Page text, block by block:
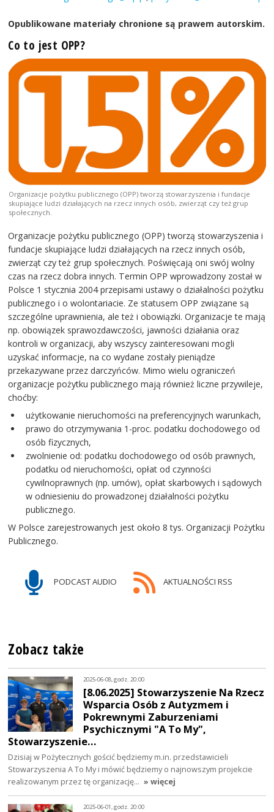
Opublikowane materiały chronione są prawem autorskim.
Co to jest OPP?
Organizacje pożytku publicznego (OPP) tworzą stowarzyszenia i fundacje
skupiające ludzi działających na rzecz innych osób, zwierząt czy też grup
społecznych.
Organizacje pożytku publicznego (OPP) tworzą stowarzyszenia i
fundacje skupiające ludzi działających na rzecz innych osób,
zwierząt czy też grup społecznych. Poświęcają oni swój wolny
czas na rzecz dobra innych. Termin OPP wprowadzony został w
Polsce 1 stycznia 2004 przepisami ustawy o działalności pożytku
publicznego i o wolontariacie. Ze statusem OPP związane są
szczególne uprawnienia, ale też i obowiązki. Organizacje te mają
np. obowiązek sprawozdawczości, jawności działania oraz
kontroli w organizacji, aby wszyscy zainteresowani mogli
uzyskać informacje, na co wydane zostały pieniądze
przekazywane przez darczyńców. Mimo wielu ograniczeń
organizacje pożytku publicznego mają również liczne przywileje,
choćby:
użytkowanie nieruchomości na preferencyjnych warunkach,
prawo do otrzymywania 1-proc. podatku dochodowego od
osób fizycznych,
zwolnienie od: podatku dochodowego od osób prawnych,
podatku od nieruchomości, opłat od czynności
cywilnoprawnych (np. umów), opłat skarbowych i sądowych
w odniesieniu do prowadzonej działalności pożytku
publicznego.
W Polsce zarejestrowanych jest około 8 tys. Organizacji Pożytku
Publicznego.
PODCAST AUDIO AKTUALNOŚCI RSS
Zobacz także
2025-06-08, godz. 20:00
[8.06.2025] Stowarzyszenie Na Rzecz
Wsparcia Osób z Autyzmem i
Pokrewnymi Zaburzeniami
Psychicznymi "A To My",
Stowarzyszenie…
Dzisiaj w Pożytecznych gościć będziemy m.in. przedstawicieli
Stowarzyszenia A To My i mówić będziemy o najnowszym projekcie
realizowanym przez tę organizację… » więcej
2025-06-01, godz. 20:00